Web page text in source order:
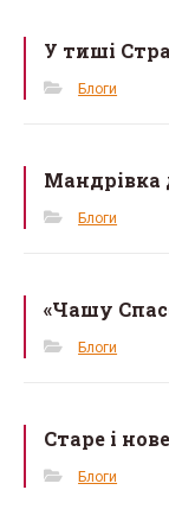
o
k
У тиші
Блоги
Мандрівка
Блоги
«Чашу
Блоги
Старе і
Блоги